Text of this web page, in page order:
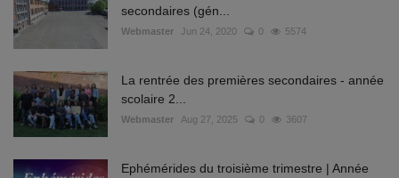
secondaires (gén...
Webmaster Jun 24, 2020 0 5574
La rentrée des premières secondaires - année
scolaire 2...
Webmaster Aug 27, 2025 0 3607
Ephémérides du troisième trimestre | Année